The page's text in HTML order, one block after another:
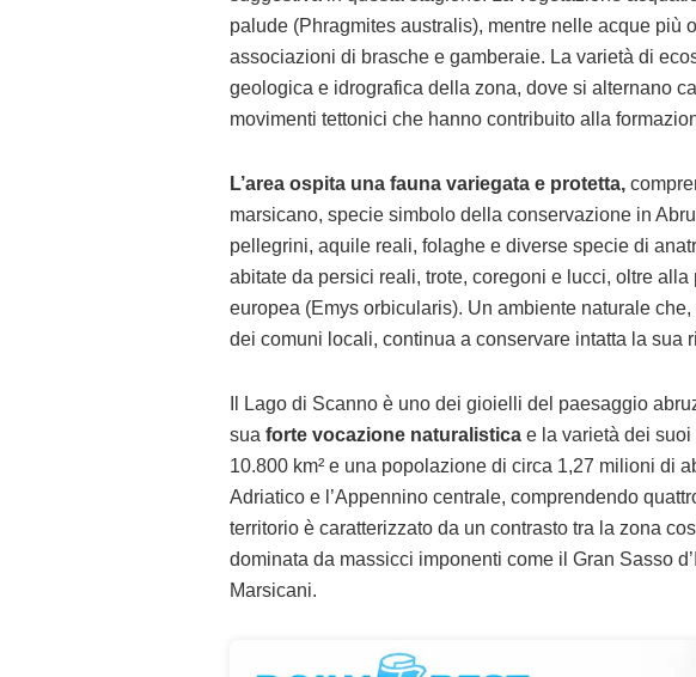
palude (Phragmites australis), mentre nelle acque più
associazioni di brasche e gamberaie. La varietà di
geologica e idrografica della zona, dove si alternano
movimenti tettonici che hanno contribuito alla
L’area ospita una fauna variegata e protetta,
marsicano, specie simbolo della conservazione in
pellegrini, aquile reali, folaghe e diverse specie di
abitate da persici reali, trote, coregoni e lucci, oltre alla
europea (Emys orbicularis). Un ambiente naturale
dei comuni locali, continua a conservare intatta la sua
Il Lago di Scanno è uno dei gioielli del paesaggio
sua forte vocazione naturalistica e la varietà dei
10.800 km² e una popolazione di circa 1,27 milioni di
Adriatico e l’Appennino centrale, comprendendo
territorio è caratterizzato da un contrasto tra la zona
dominata da massicci imponenti come il Gran Sasso
Marsicani.